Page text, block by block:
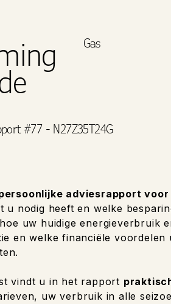
Gas
#77 - N27Z35T24G
adviesrapport
u nodig heeft en welke
uw huidige energieverbruik
en welke financiële
vindt u in het rapport
uw verbruik in alle